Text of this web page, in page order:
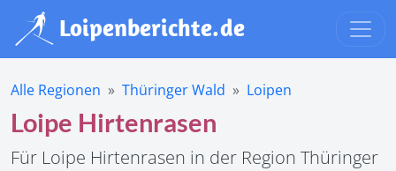
Alle Regionen Thüringer Wald Loipen
Loipe Hirtenrasen
Für Loipe Hirtenrasen in der Region Thüringer